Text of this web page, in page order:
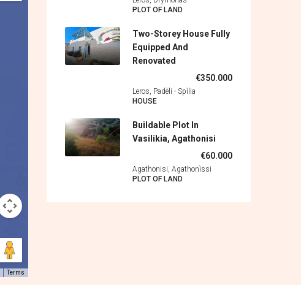
Terms
PLOT OF LAND
Two-Storey House Fully
Equipped And
Renovated
€350.000
Leros, Padèli - Spìlia
HOUSE
Buildable Plot In
Vasilikia, Agathonisi
€60.000
Agathonisi, Agathonìssi
PLOT OF LAND